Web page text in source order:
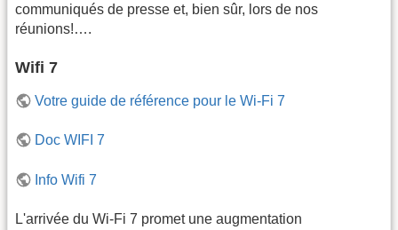
communiqués de presse et, bien sûr, lors de nos
réunions!….
Wifi 7
Votre guide de référence pour le Wi-Fi 7
Doc WIFI 7
Info Wifi 7
L'arrivée du Wi-Fi 7 promet une augmentation